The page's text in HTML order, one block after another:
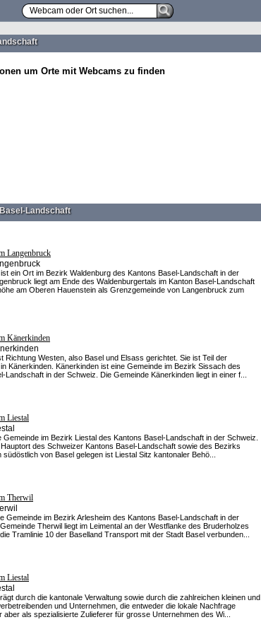
um Orte mit Webcams zu finden
Landschaft
Langenbruck
ein Ort im Bezirk Waldenburg des Kantons Basel-Landschaft in der
liegt am Ende des Waldenburgertals im Kanton Basel-Landschaft
am Oberen Hauenstein als Grenzgemeinde von Langenbruck zum
Känerkinden
Richtung Westen, also Basel und Elsass gerichtet. Sie ist Teil der
Känerkinden. Känerkinden ist eine Gemeinde im Bezirk Sissach des
Landschaft in der Schweiz. Die Gemeinde Känerkinden liegt in einer f...
Liestal
Gemeinde im Bezirk Liestal des Kantons Basel-Landschaft in der Schweiz.
des Schweizer Kantons Basel-Landschaft sowie des Bezirks
südöstlich von Basel gelegen ist Liestal Sitz kantonaler Behö...
Therwil
Gemeinde im Bezirk Arlesheim des Kantons Basel-Landschaft in der
Therwil liegt im Leimental an der Westflanke des Bruderholzes
Tramlinie 10 der Baselland Transport mit der Stadt Basel verbunden...
Liestal
durch die kantonale Verwaltung sowie durch die zahlreichen kleinen und
und Unternehmen, die entweder die lokale Nachfrage
aber als spezialisierte Zulieferer für grosse Unternehmen des Wi...